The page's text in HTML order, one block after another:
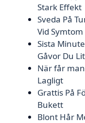
Stark Effekt
Sveda På
Vid Symtom
Sista
Gåvor Du
När får
Lagligt
Grattis På
Bukett
Blont Hår